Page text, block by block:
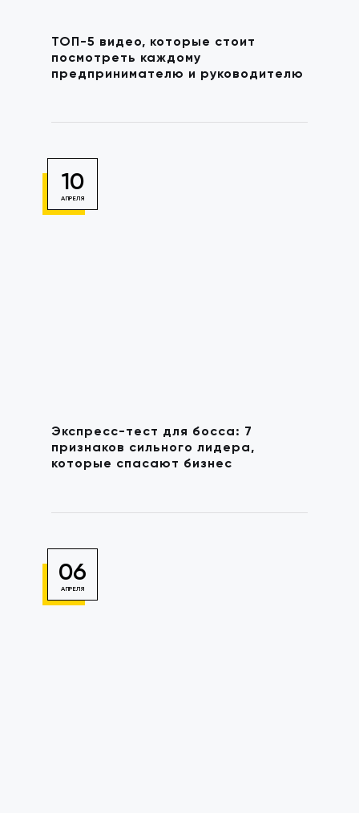
ТОП-5 видео, которые стоит
посмотреть каждому
предпринимателю и руководителю
10
АПРЕЛЯ
Экспресс-тест для босса: 7
признаков сильного лидера,
которые спасают бизнес
06
АПРЕЛЯ